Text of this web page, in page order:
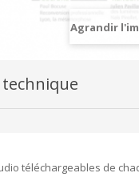
Agrandir
technique
téléchargeables de